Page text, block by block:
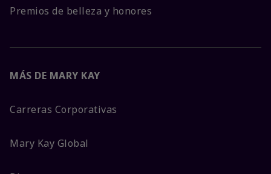
Premios de belleza y honores
MÁS DE MARY KAY
Carreras Corporativas
Mary Kay Global